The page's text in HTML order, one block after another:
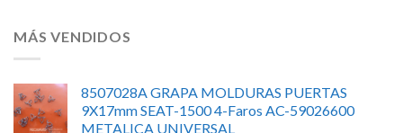
MÁS VENDIDOS
8507028A GRAPA MOLDURAS PUERTAS
9X17mm SEAT-1500 4-Faros AC-59026600
METALICA UNIVERSAL